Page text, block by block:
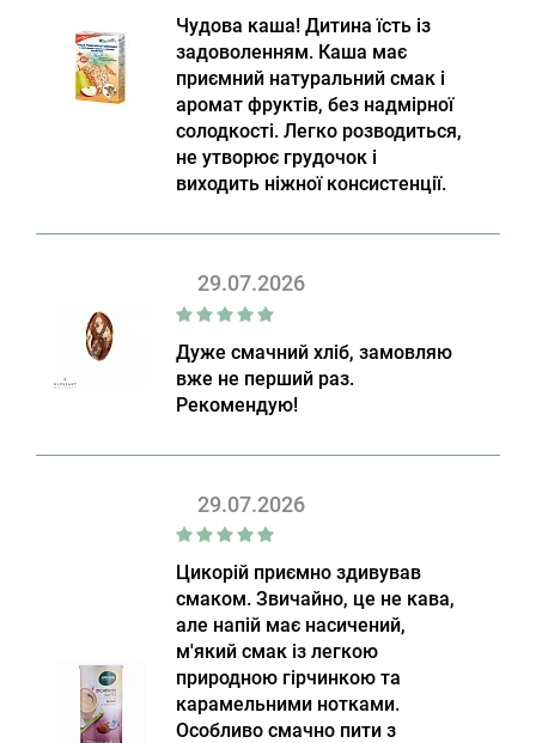
Чудова каша! Дитина їсть із
задоволенням. Каша має
приємний натуральний смак і
аромат фруктів, без надмірної
солодкості. Легко розводиться,
не утворює грудочок і
виходить ніжної консистенції.
29.07.2026
Дуже смачний хліб, замовляю
вже не перший раз.
Рекомендую!
29.07.2026
Цикорій приємно здивував
смаком. Звичайно, це не кава,
але напій має насичений,
м'який смак із легкою
природною гірчинкою та
карамельними нотками.
Особливо смачно пити з